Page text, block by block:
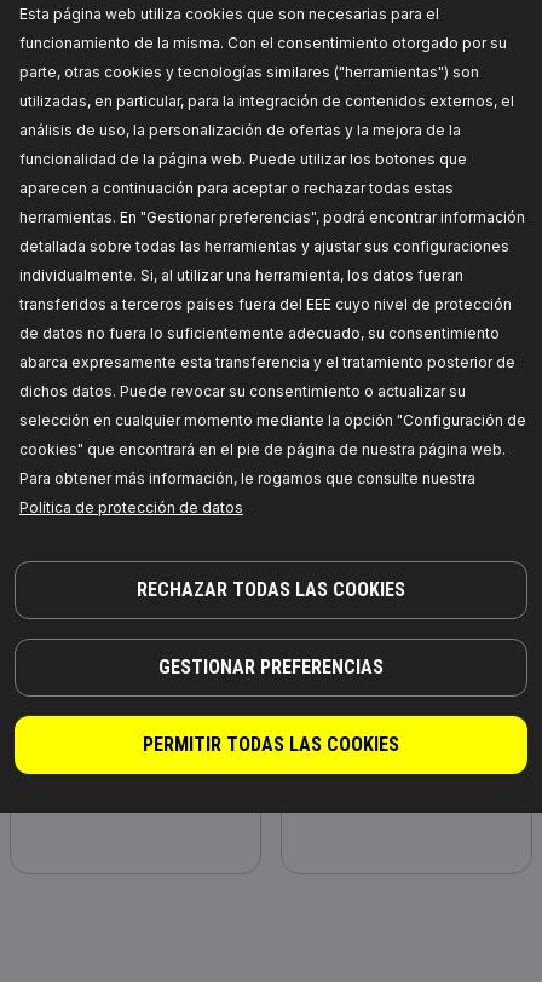
Esta página web utiliza cookies que son necesarias para el
funcionamiento de la misma. Con el consentimiento otorgado por su
parte, otras cookies y tecnologías similares ("herramientas") son
utilizadas, en particular, para la integración de contenidos externos, el
análisis de uso, la personalización de ofertas y la mejora de la
funcionalidad de la página web. Puede utilizar los botones que
aparecen a continuación para aceptar o rechazar todas estas
herramientas. En "Gestionar preferencias", podrá encontrar información
detallada sobre todas las herramientas y ajustar sus configuraciones
individualmente. Si, al utilizar una herramienta, los datos fueran
transferidos a terceros países fuera del EEE cuyo nivel de protección
de datos no fuera lo suficientemente adecuado, su consentimiento
abarca expresamente esta transferencia y el tratamiento posterior de
dichos datos. Puede revocar su consentimiento o actualizar su
selección en cualquier momento mediante la opción "Configuración de
cookies" que encontrará en el pie de página de nuestra página web.
Para obtener más información, le rogamos que consulte nuestra
Política de protección de datos
RECHAZAR TODAS LAS COOKIES
GESTIONAR PREFERENCIAS
PERMITIR TODAS LAS COOKIES
Unidad de control del
ventilador del radiador
Bomba de circulación
de agua, calefacción
auxiliar
Depósito
compensación,
refrigerante
Brida de refrigerante